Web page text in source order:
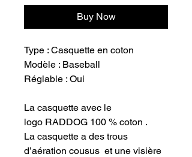
Buy Now
Type : Casquette en coton
Modèle : Baseball
Réglable : Oui
La casquette avec le
logo RADDOG 100 % coton .
La casquette a des trous
d’aération cousus et une visière